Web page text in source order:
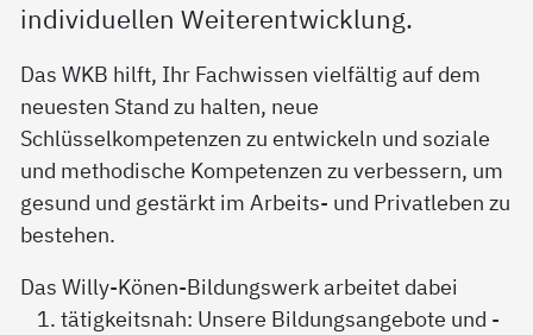
individuellen Weiterentwicklung.
Das WKB hilft, Ihr Fachwissen vielfältig auf dem
neuesten Stand zu halten, neue
Schlüsselkompetenzen zu entwickeln und soziale
und methodische Kompetenzen zu verbessern, um
gesund und gestärkt im Arbeits- und Privatleben zu
bestehen.
Das Willy-Könen-Bildungswerk arbeitet dabei
tätigkeitsnah: Unsere Bildungsangebote und -